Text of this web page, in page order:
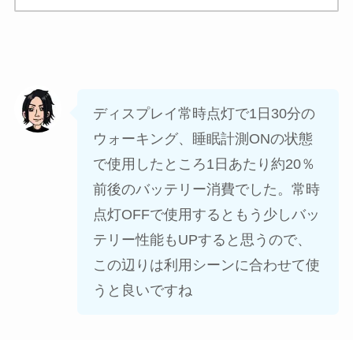
ディスプレイ常時点灯で1日30分の
ウォーキング、睡眠計測ONの状態
で使用したところ1日あたり約20％
前後のバッテリー消費でした。常時
点灯OFFで使用するともう少しバッ
テリー性能もUPすると思うので、
この辺りは利用シーンに合わせて使
うと良いですね